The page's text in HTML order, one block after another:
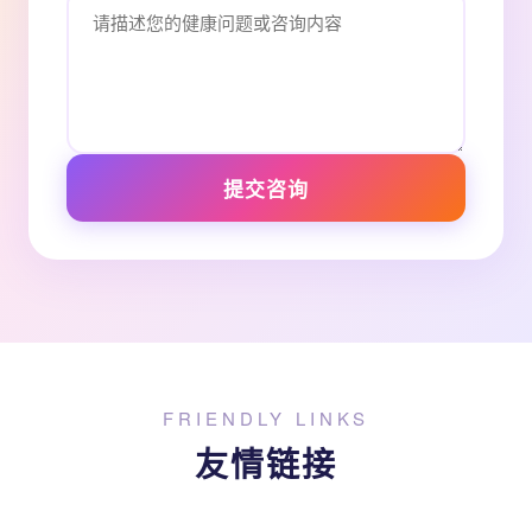
提交咨询
FRIENDLY LINKS
友情链接